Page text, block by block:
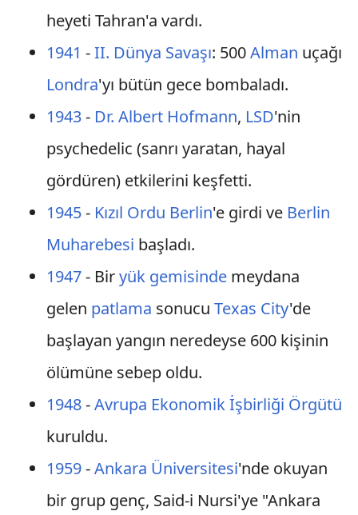
heyeti Tahran'a vardı.
1941 -II. Dünya Savaşı: 500Alman uçağı
Londra'yı bütün gece bombaladı.
1943- Dr. Albert Hofmann, LSD'nin
psychedelic (sanrı yaratan, hayal
gördüren) etkilerini keşfetti.
1945- Kızıl Ordu Berlin'e girdi ve Berlin
Muharebesi başladı.
1947- Biryük gemisindemeydana
gelen patlama sonucu Texas City'de
başlayan yangın neredeyse 600 kişinin
ölümüne sebep oldu.
1948-Avrupa Ekonomik İşbirliği Örgütü
kuruldu.
1959-Ankara Üniversitesi'nde okuyan
bir grup genç, Said-i Nursi'ye "Ankara